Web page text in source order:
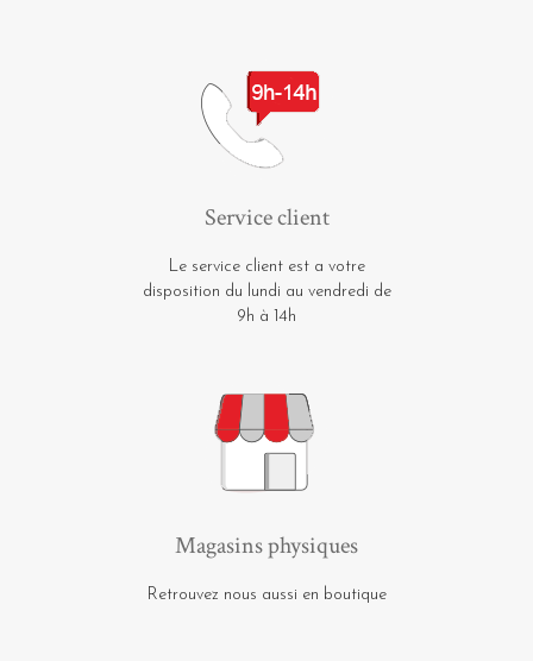
Service client
Le service client est a votre
disposition du lundi au vendredi de
9h à 14h
Magasins physiques
Retrouvez nous aussi en boutique